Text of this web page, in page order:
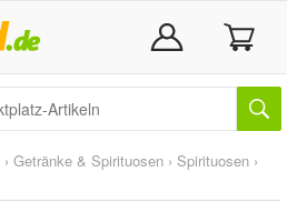
› Getränke & Spirituosen › Spirituosen ›